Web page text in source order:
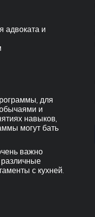
адвоката и
для
и
навыков,
могут бать
важно
с кухней.